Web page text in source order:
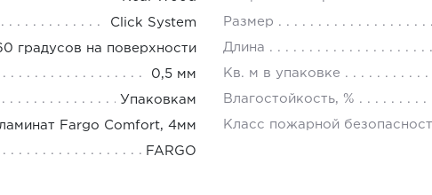
Click System Размер
градусов на поверхности Длина
0,5 мм Кв. м в упаковке
Упаковкам Влагостойкость, %
Fargo Comfort, 4мм Класс пожарной
FARGO